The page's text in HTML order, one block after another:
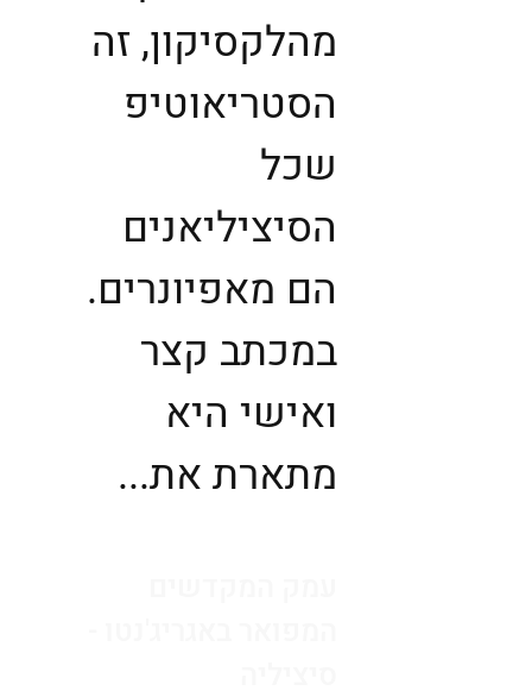
מהלקסיקון, זה
הסטריאוטיפ
שכל
הסיציליאנים
הם מאפיונרים.
במכתב קצר
ואישי היא
מתארת את...